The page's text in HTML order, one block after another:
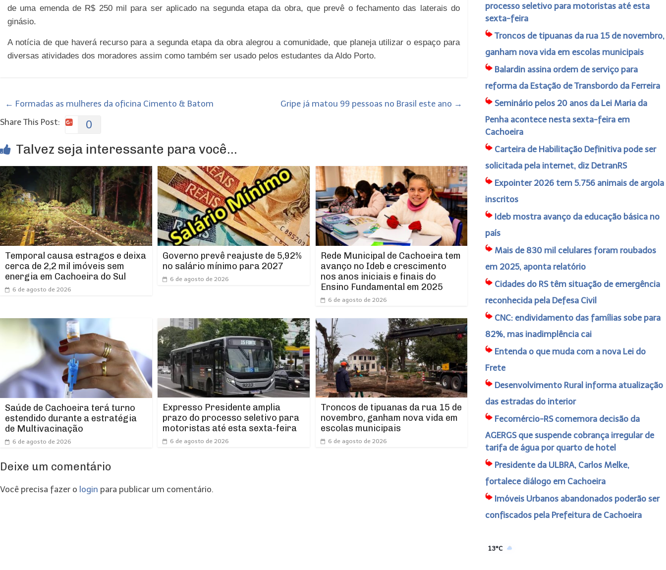
de uma emenda de R$ 250 mil para ser aplicado na segunda etapa da obra, que prevê o fechamento das laterais do
ginásio.
A notícia de que haverá recurso para a segunda etapa da obra alegrou a comunidade, que planeja utilizar o espaço para
diversas atividades dos moradores assim como também ser usado pelos estudantes da Aldo Porto.
← Formadas as mulheres da oficina Cimento & Batom Gripe já matou 99 pessoas no Brasil este ano →
Share This Post:
0
Talvez seja interessante para você...
Temporal causa estragos e deixa
cerca de 2,2 mil imóveis sem
energia em Cachoeira do Sul
6 de agosto de 2026
Governo prevê reajuste de 5,92%
no salário mínimo para 2027
6 de agosto de 2026
Rede Municipal de Cachoeira tem
avanço no Ideb e crescimento
nos anos iniciais e finais do
Ensino Fundamental em 2025
6 de agosto de 2026
Saúde de Cachoeira terá turno
estendido durante a estratégia
de Multivacinação
6 de agosto de 2026
Expresso Presidente amplia
prazo do processo seletivo para
motoristas até esta sexta-feira
6 de agosto de 2026
Troncos de tipuanas da rua 15 de
novembro, ganham nova vida em
escolas municipais
6 de agosto de 2026
Deixe um comentário
Você precisa fazer o login para publicar um comentário.
processo seletivo para motoristas até esta
sexta-feira
Troncos de tipuanas da rua 15 de novembro,
ganham nova vida em escolas municipais
Balardin assina ordem de serviço para
reforma da Estação de Transbordo da Ferreira
Seminário pelos 20 anos da Lei Maria da
Penha acontece nesta sexta-feira em
Cachoeira
Carteira de Habilitação Definitiva pode ser
solicitada pela internet, diz DetranRS
Expointer 2026 tem 5.756 animais de argola
inscritos
Ideb mostra avanço da educação básica no
país
Mais de 830 mil celulares foram roubados
em 2025, aponta relatório
Cidades do RS têm situação de emergência
reconhecida pela Defesa Civil
CNC: endividamento das famílias sobe para
82%, mas inadimplência cai
Entenda o que muda com a nova Lei do
Frete
Desenvolvimento Rural informa atualização
das estradas do interior
Fecomércio-RS comemora decisão da
AGERGS que suspende cobrança irregular de
tarifa de água por quarto de hotel
Presidente da ULBRA, Carlos Melke,
fortalece diálogo em Cachoeira
Imóveis Urbanos abandonados poderão ser
confiscados pela Prefeitura de Cachoeira
13°C